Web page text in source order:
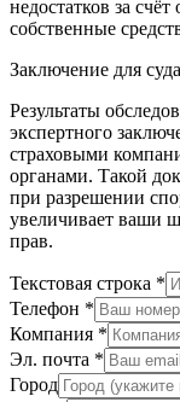
недостатков за
собственные
Заключение для
Результаты
экспертного
страховыми
органами. Такой
при разрешении
увеличивает ваши
прав.
Текстовая строка *
Телефон *
Компания *
Эл. почта *
Город